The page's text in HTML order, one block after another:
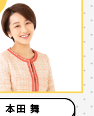
本⽥ 舞